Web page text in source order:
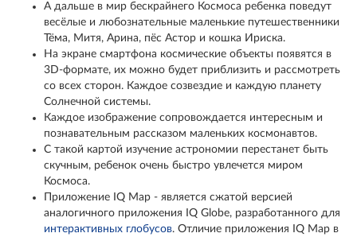
А дальше в мир бескрайнего Космоса ребенка поведут
весёлые и любознательные маленькие путешественники
Тёма, Митя, Арина, пёс Астор и кошка Ириска.
На экране смартфона космические объекты появятся в
3D-формате, их можно будет приблизить и рассмотреть
со всех сторон. Каждое созвездие и каждую планету
Солнечной системы.
Каждое изображение сопровождается интересным и
познавательным рассказом маленьких космонавтов.
С такой картой изучение астрономии перестанет быть
скучным, ребенок очень быстро увлечется миром
Космоса.
Приложение IQ Map - является сжатой версией
аналогичного приложения IQ Globe, разработанного для
интерактивных глобусов. Отличие приложения IQ Map в